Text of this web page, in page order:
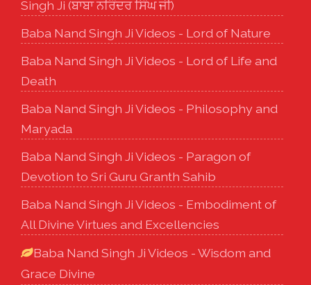
Singh Ji (ਬਾਬਾ ਨਰਿੰਦਰ ਸਿੰਘ ਜੀ)
Baba Nand Singh Ji Videos - Lord of Nature
Baba Nand Singh Ji Videos - Lord of Life and
Death
Baba Nand Singh Ji Videos - Philosophy and
Maryada
Baba Nand Singh Ji Videos - Paragon of
Devotion to Sri Guru Granth Sahib
Baba Nand Singh Ji Videos - Embodiment of
All Divine Virtues and Excellencies
Baba Nand Singh Ji Videos - Wisdom and
Grace Divine